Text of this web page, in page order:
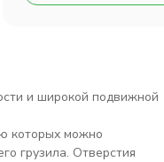
и широкой подвижной
которых можно
грузила. Отверстия